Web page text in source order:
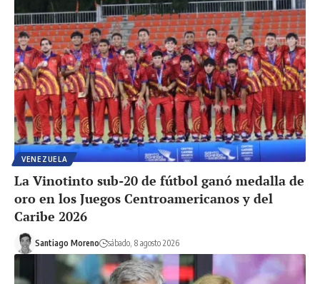
VENEZUELA
La Vinotinto sub-20 de fútbol ganó medalla de
oro en los Juegos Centroamericanos y del
Caribe 2026
Santiago Moreno sábado, 8 agosto 2026